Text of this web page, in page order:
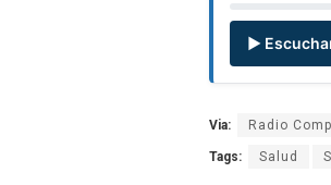
▶
Via: Radio
Tags: Salud